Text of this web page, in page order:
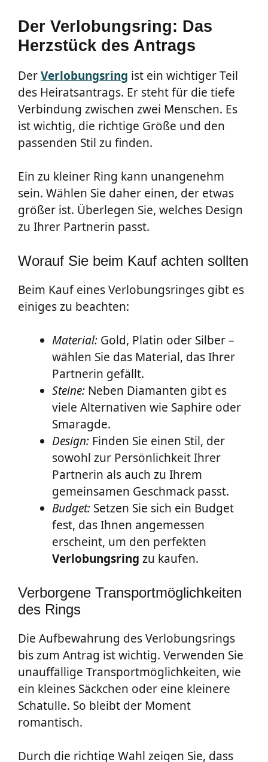
Der Verlobungsring: Das
Herzstück des Antrags
DerVerlobungsring ist ein wichtiger Teil
des Heiratsantrags. Er steht für die tiefe
Verbindung zwischen zwei Menschen. Es
ist wichtig, die richtige Größe und den
passenden Stil zu finden.
Ein zu kleiner Ring kann unangenehm
sein. Wählen Sie daher einen, der etwas
größer ist. Überlegen Sie, welches Design
zu Ihrer Partnerin passt.
Worauf Sie beim Kauf achten sollten
Beim Kauf eines Verlobungsringes gibt es
einiges zu beachten:
Material: Gold, Platin oder Silber –
wählen Sie das Material, das Ihrer
Partnerin gefällt.
Steine: Neben Diamanten gibt es
viele Alternativen wie Saphire oder
Smaragde.
Design: Finden Sie einen Stil, der
sowohl zur Persönlichkeit Ihrer
Partnerin als auch zu Ihrem
gemeinsamen Geschmack passt.
Budget: Setzen Sie sich ein Budget
fest, das Ihnen angemessen
erscheint, um den perfekten
Verlobungsring zu kaufen.
Verborgene Transportmöglichkeiten
des Rings
Die Aufbewahrung des Verlobungsrings
bis zum Antrag ist wichtig. Verwenden Sie
unauffällige Transportmöglichkeiten, wie
ein kleines Säckchen oder eine kleinere
Schatulle. So bleibt der Moment
romantisch.
Durch die richtige Wahl zeigen Sie, dass